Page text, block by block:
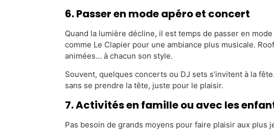
6. Passer en mode apéro et concert
Quand la lumière décline, il est temps de passer en
comme Le Clapier pour une ambiance plus musicale.
animées… à chacun son style.
Souvent, quelques concerts ou DJ sets s’invitent à la
sans se prendre la tête, juste pour le plaisir.
7. Activités en famille ou avec les
Pas besoin de grands moyens pour faire plaisir aux